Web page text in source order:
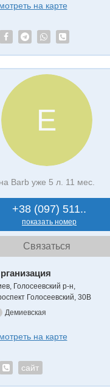
на карте
Е
Barb уже 5 л. 11 мес.
+38 (097) 511..
показать номер
Связаться
Голосеевский р-н,
Голосеевский, 30В
Демиевская
на карте
сайт